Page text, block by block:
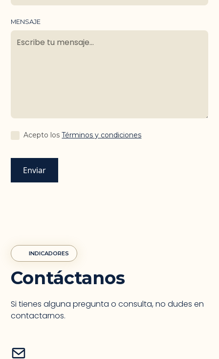
MENSAJE
Acepto losTérminos y condiciones
INDICADORES
Contáctanos
Si tienes alguna pregunta o consulta, no dudes en
contactarnos.